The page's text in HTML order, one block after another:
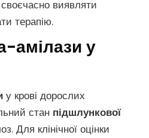
виявляти
терапію.
амілази у
у крові дорослих
стан підшлункової
Для клінічної оцінки